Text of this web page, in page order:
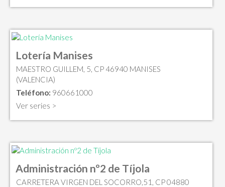
Lotería Manises
MAESTRO GUILLEM, 5, CP 46940 MANISES
(VALENCIA)
Teléfono: 960661000
Ver series >
Administración nº2 de Tíjola
CARRETERA VIRGEN DEL SOCORRO,51, CP 04880